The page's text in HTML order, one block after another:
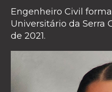
Engenheiro Civil
Universitário da Serra
de 2021.